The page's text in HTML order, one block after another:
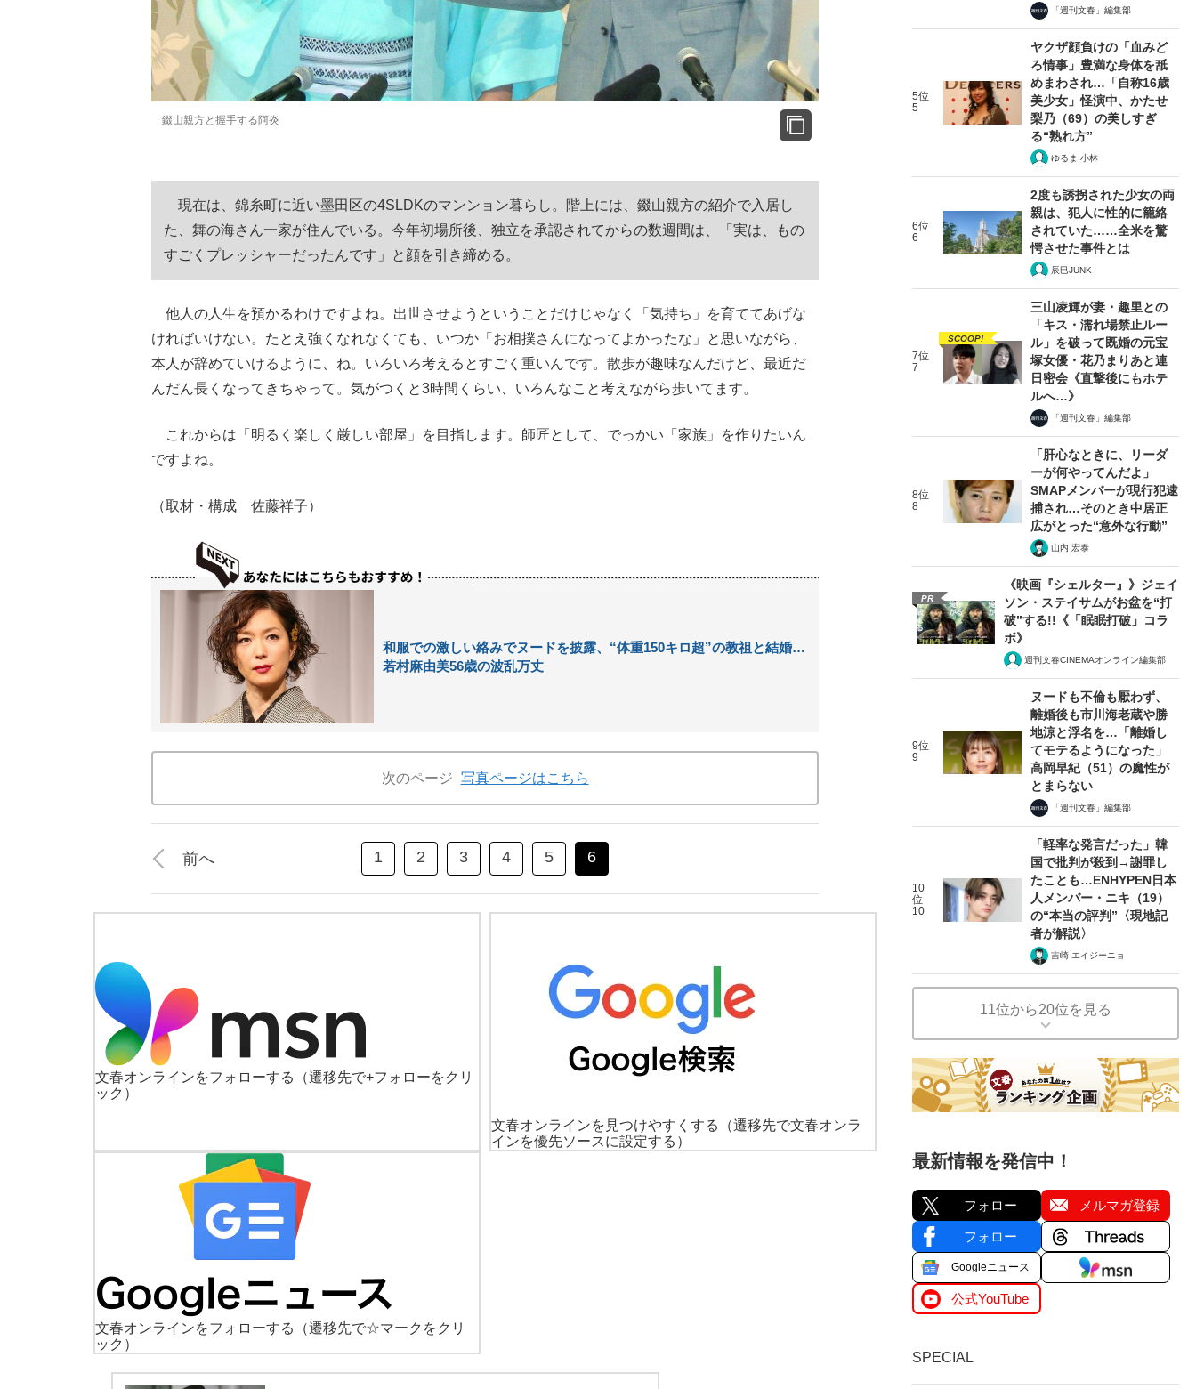
錣山親方と握手する阿炎
現在は、錦糸町に近い墨田区の4SLDKのマンンョン暮らし。階上には、錣山親方の紹介で入居し
た、舞の海さん一家が住んでいる。今年初場所後、独立を承認されてからの数週間は、「実は、もの
すごくプレッシャーだったんです」と顔を引き締める。
他人の人生を預かるわけですよね。出世させようということだけじゃなく「気持ち」を育ててあげな
ければいけない。たとえ強くなれなくても、いつか「お相撲さんになってよかったな」と思いながら、
本人が辞めていけるように、ね。いろいろ考えるとすごく重いんです。散歩が趣味なんだけど、最近だ
んだん長くなってきちゃって。気がつくと3時間くらい、いろんなこと考えながら歩いてます。
これからは「明るく楽しく厳しい部屋」を目指します。師匠として、でっかい「家族」を作りたいん
ですよね。
（取材・構成 佐藤祥子）
和服での激しい絡みでヌードを披露、“体重150キロ超”の教祖と結婚…
若村麻由美56歳の波乱万丈
次のページ 写真ページはこちら
前へ 1 2 3 4 5 6
文春オンラインをフォローする
（遷移先で+フォローをクリ
ック）
文春オンラインを見つけやすくする
（遷移先で文春オンラ
インを優先ソースに設定する）
文春オンラインをフォローする
（遷移先で☆マークをクリ
ック）
「週刊文春」編集部
5位
5
ヤクザ顔負けの「血みど
ろ情事」豊満な身体を舐
めまわされ…「自称16歳
美少女」怪演中、かたせ
梨乃（69）の美しすぎ
る“熟れ方”
ゆるま 小林
6位
6
2度も誘拐された少女の両
親は、犯人に性的に籠絡
されていた……全米を驚
愕させた事件とは
辰巳JUNK
7位
7
SCOOP!
三山凌輝が妻・趣里との
「キス・濡れ場禁止ルー
ル」を破って既婚の元宝
塚女優・花乃まりあと連
日密会《直撃後にもホテ
ルへ…》
「週刊文春」編集部
8位
8
「肝心なときに、リーダ
ーが何やってんだよ」
SMAPメンバーが現行犯逮
捕され…そのとき中居正
広がとった“意外な行動”
山内 宏泰
PR
《映画『シェルター』》ジェイ
ソン・ステイサムがお盆を“打
破”する!!《「眠眠打破」コラ
ボ》
週刊文春CINEMAオンライン編集部
9位
9
ヌードも不倫も厭わず、
離婚後も市川海老蔵や勝
地涼と浮名を…「離婚し
てモテるようになった」
高岡早紀（51）の魔性が
とまらない
「週刊文春」編集部
10
位
10
「軽率な発言だった」韓
国で批判が殺到→謝罪し
たことも…ENHYPEN日本
人メンバー・ニキ（19）
の“本当の評判”〈現地記
者が解説〉
吉崎 エイジーニョ
11位から20位を見る
最新情報を発信中！
フォロー メルマガ登録
フォロー
Googleニュース
公式YouTube
SPECIAL